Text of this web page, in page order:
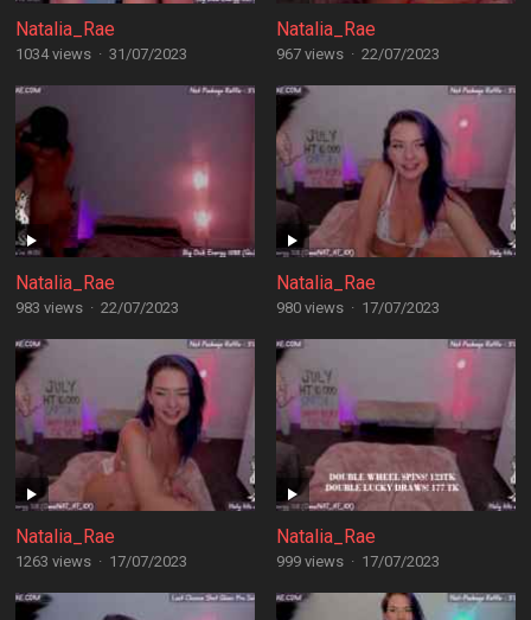
Natalia_Rae
1034 views · 31/07/2023
Natalia_Rae
967 views · 22/07/2023
Natalia_Rae
983 views · 22/07/2023
Natalia_Rae
980 views · 17/07/2023
Natalia_Rae
1263 views · 17/07/2023
Natalia_Rae
999 views · 17/07/2023